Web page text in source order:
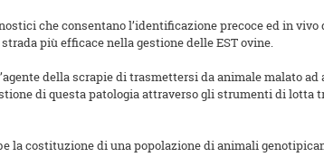
che consentano l’identificazione precoce ed in
più efficace nella gestione delle EST ovine.
della scrapie di trasmettersi da animale malato
di questa patologia attraverso gli strumenti di
la costituzione di una popolazione di animali